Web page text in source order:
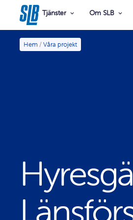
Tjänster Om SLB
Hem /Våra projekt